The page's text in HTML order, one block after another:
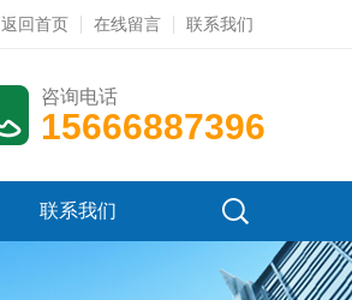
返回首页 在线留言 联系我们
咨询电话
15666887396
联系我们